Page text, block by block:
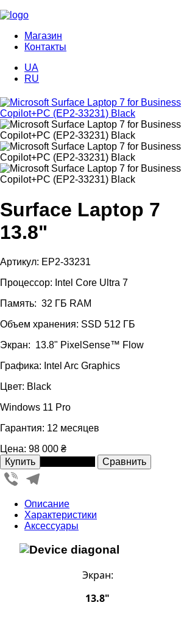
Магазин
Контакты
UA
RU
Surface Laptop 7
13.8"
Артикул: EP2-33231
Процессор: Intel Core Ultra 7
Память: 32 ГБ RAM
Объем хранения: SSD 512 ГБ
Экран: 13.8" PixelSense™ Flow
Графика: Intel Arc Graphics
Цвет: Black
Windows 11 Pro
Гарантия: 12 месяцев
Цена: 98 000 ₴
Viber
Описание
Характеристики
Аксессуары
Экран:
13.8"